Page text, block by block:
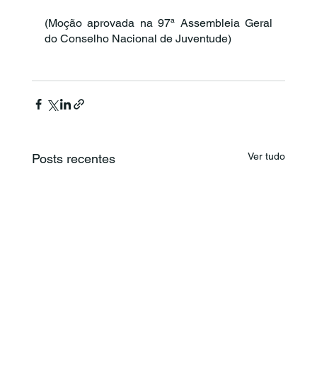
(Moção aprovada na 97ª Assembleia Geral
do Conselho Nacional de Juventude)
Posts recentes Ver tudo